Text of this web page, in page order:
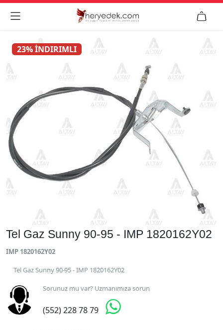
 
23% İNDIRIMLI
Tel Gaz Sunny 90-95 - IMP 1820162Y02
IMP 1820162Y02
Tel Gaz Sunny 90-95 - IMP 1820162Y02
Sorunuz mu var? Uzmanımıza sorun
(552) 228 78 79 